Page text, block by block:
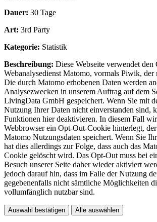
Dauer: 30 Tage
Art: 3rd Party
Kategorie: Statistik
Beschreibung: Diese Webseite verwendet den
Webanalysedienst Matomo, vormals Piwik, der
Die durch Matomo erhobenen Daten werden
Analysezwecken in unserem Auftrag auf dem
LivingData GmbH gespeichert. Wenn Sie mit
Nutzung Ihrer Daten nicht einverstanden sind,
Funktionen hier deaktivieren. In diesem Fall
Webbrowser ein Opt-Out-Cookie hinterlegt,
Matomo Nutzungsdaten speichert. Wenn Sie
hat dies allerdings zur Folge, dass auch das
Cookie gelöscht wird. Das Opt-Out muss bei
Besuch unserer Seite daher wieder aktiviert
jedoch darauf hin, dass im Falle der Nutzung
gegebenenfalls nicht sämtliche Möglichkeiten
vollumfänglich nutzbar sind.
Auswahl bestätigen Alle auswählen